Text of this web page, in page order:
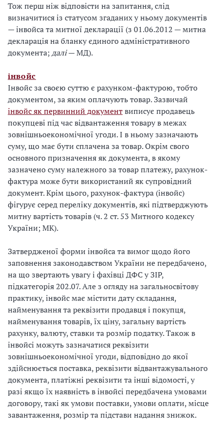
Тож перш ніж відповісти на запитання, слід
визначитися із статусом згаданих у ньому документів
— інвойса та митної декларації (з 01.06.2012 — митна
декларація на бланку єдиного адмініст­ративного
документа;далі— МД).
інвойс
Інвойс за своєю суттю є рахунком-фактурою, тобто
докумен­том, за яким оплачують товар. Зазвичай
інвойс як первинний документвиписує продавець
покупцеві під час відвантаження товару в межах
зовнішньоекономічної угоди. І в ньому зазначають
суму, що має бути сплачена за товар. Окрім свого
основного призначення як документа, в якому
зазначено суму належного за товар платежу, рахунок-
фактура може бути використаний як супровідний
документ. Крім цього, рахунок-фактура (інвойс)
фігурує серед переліку документів, які підтверджують
митну вартість товарів (ч. 2 ст. 53 Митного кодексу
України; МК).
Затвердженої форми інвойса та вимог щодо його
заповнення законодавством України не передбачено,
на що звертають увагу і фахівці ДФС у ЗІР,
підкатегорія 202.07. Але з огляду на загальносвітову
практику, інвойс має містити дату складання,
найменування та реквізити продавця і покупця,
найменування товарів, їх ціну, загальну вартість
рахунку, валюту, ставки та розмір податку. Також в
інвойсі можуть зазначатися реквізити
зовнішньоекономічної угоди, відповідно до якої
здійснюється поставка, реквізити відвантажувального
документа, платіжні реквізити та інші відомості, у
разі якщо їх наявність в інвойсі передбачена умовами
договору, такі як умови поставки, умови оплати, місце
завантаження, розмір та підстави надання знижок.